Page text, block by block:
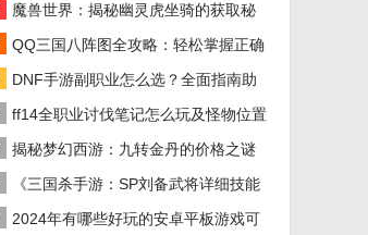
魔兽世界：揭秘幽灵虎坐骑的获取秘
！QQ三国八阵图全攻略：轻松掌握正确
线DNF手游副职业怎么选？全面指南助
做出最佳决策！
ff14全职业讨伐笔记怎么玩及怪物位置
总在哪里？
揭秘梦幻西游：九转金丹的价格之谜
全面解析
《三国杀手游：SP刘备武将详细技能
果解析》
2024年有哪些好玩的安卓平板游戏可